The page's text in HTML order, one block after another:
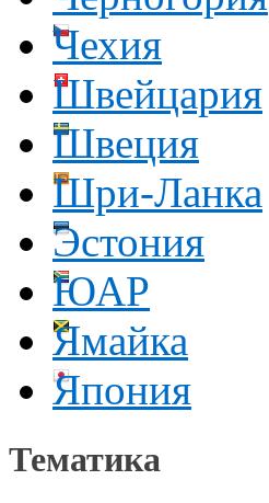
Чехия
Швейцария
Швеция
Шри-Ланка
Эстония
ЮАР
Ямайка
Япония
Тематика